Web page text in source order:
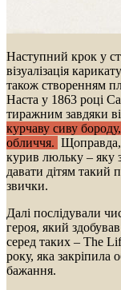
Наступний крок у
візуалізація
також створенням
Наста у 1863 році
тиражним завдяки
курчаву сиву
обличчя. Щоправда,
курив люльку – яку
давати дітям такий
звички.
Далі послідували
героя, який
серед таких – The
року, яка закріпила
бажання.